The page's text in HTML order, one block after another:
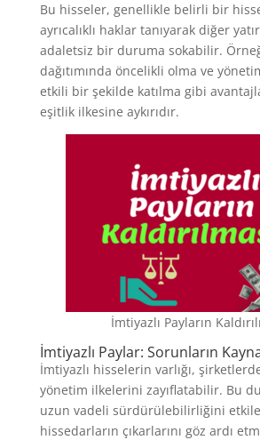
Bu hisseler, genellikle belirli bir
ayrıcalıklı haklar tanıyarak diğer
adaletsiz bir duruma sokabilir.
dağıtımında öncelikli olma ve
etkili bir şekilde katılma gibi
eşitlik ilkesine aykırıdır.
İmtiyazlı Payların
İmtiyazlı Paylar: Sorunların
İmtiyazlı hisselerin varlığı,
yönetim ilkelerini zayıflatabilir. Bu
uzun vadeli sürdürülebilirliğini
hissedarların çıkarlarını göz ardı